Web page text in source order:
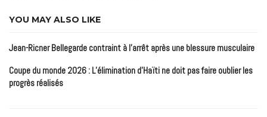
YOU MAY ALSO LIKE
Jean-Ricner Bellegarde contraint à l’arrêt après une blessure musculaire
Coupe du monde 2026 : L’élimination d’Haïti ne doit pas faire oublier les
progrès réalisés